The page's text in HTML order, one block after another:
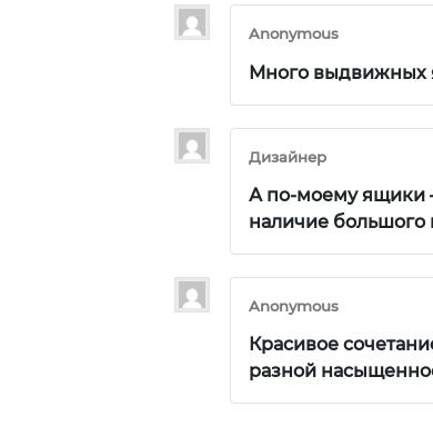
Anonymous
Много выдвижных
Дизайнер
А по-моему ящики
наличие большого
Anonymous
Красивое
разной